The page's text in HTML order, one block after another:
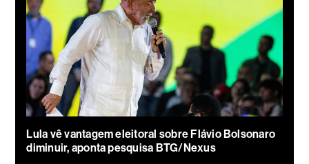
Lula vê vantagem eleitoral sobre Flávio Bolsonaro
diminuir, aponta pesquisa BTG/Nexus